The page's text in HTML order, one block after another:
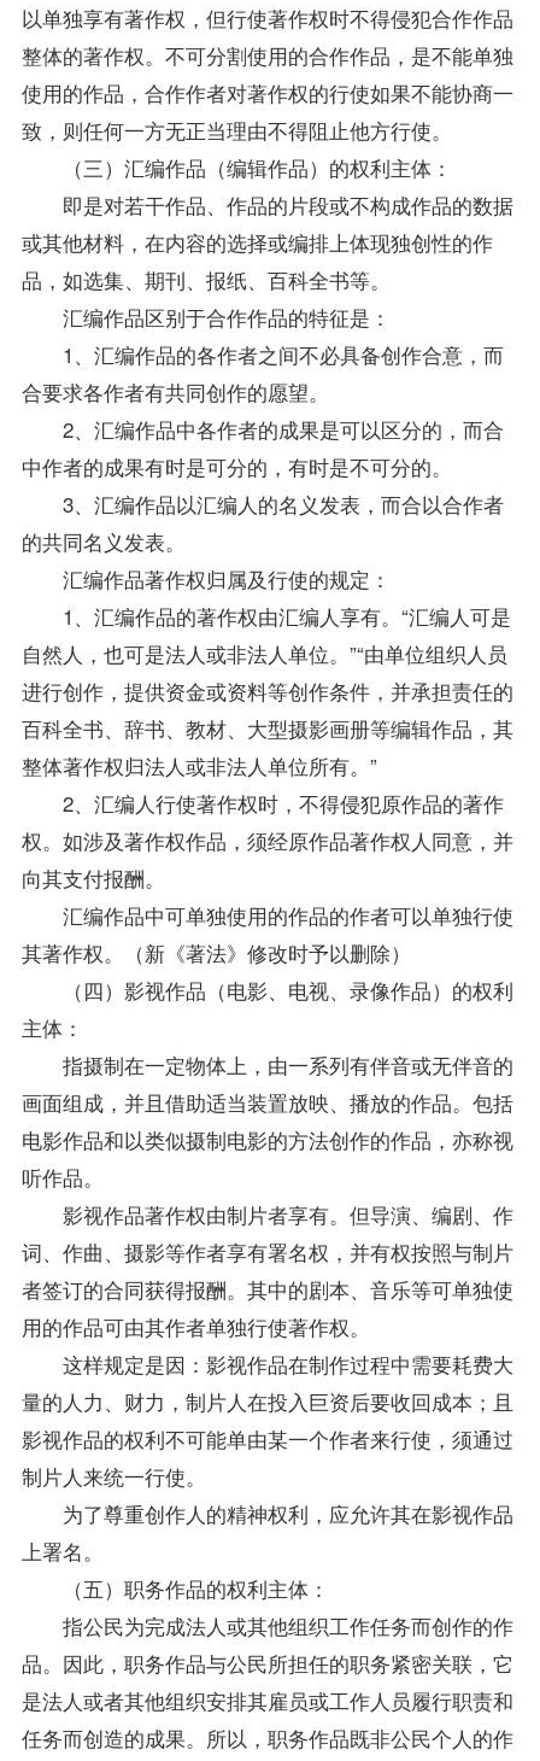
以单独享有著作权，但行使著作权时不得侵犯合作作品
整体的著作权。不可分割使用的合作作品，是不能单独
使用的作品，合作作者对著作权的行使如果不能协商一
致，则任何一方无正当理由不得阻止他方行使。
（三）汇编作品（编辑作品）的权利主体：
即是对若干作品、作品的片段或不构成作品的数据
或其他材料，在内容的选择或编排上体现独创性的作
品，如选集、期刊、报纸、百科全书等。
汇编作品区别于合作作品的特征是：
1、汇编作品的各作者之间不必具备创作合意，而
合要求各作者有共同创作的愿望。
2、汇编作品中各作者的成果是可以区分的，而合
中作者的成果有时是可分的，有时是不可分的。
3、汇编作品以汇编人的名义发表，而合以合作者
的共同名义发表。
汇编作品著作权归属及行使的规定：
1、汇编作品的著作权由汇编人享有。“汇编人可是
自然人，也可是法人或非法人单位。”“由单位组织人员
进行创作，提供资金或资料等创作条件，并承担责任的
百科全书、辞书、 教材、大型摄影画册等编辑作品，其
整体著作权归法人或非法人单位所有。”
2、汇编人行使著作权时，不得侵犯原作品的著作
权。如涉及著作权作品，须经原作品著作权人同意，并
向其支付报酬。
汇编作品中可单独使用的作品的作者可以单独行使
其著作权。（新《著法》修改时予以删除）
（四）影视作品（电影、电视、录像作品）的权利
主体：
指摄制在一定物体上，由一系列有伴音或无伴音的
画面组成，并且借助适当装置放映、播放的作品。包括
电影作品和以类似摄制电影的方法创作的作品，亦称视
听作品。
影视作品著作权由制片者享有。但导演、编剧、作
词、作曲、摄影等作者享有署名权，并有权按照与制片
者签订的合同获得报酬。其中的剧本、音乐等可单独使
用的作品可由其作者单独行使著作权。
这样规定是因：影视作品在制作过程中需要耗费大
量的人力、财力，制片人在投入巨资后要收回成本；且
影视作品的权利不可能单由某一个作者来行使，须通过
制片人来统一行使。
为了尊重创作人的精神权利，应允许其在影视作品
上署名。
（五）职务作品的权利主体：
指公民为完成法人或其他组织工作任务而创作的作
品。因此，职务作品与公民所担任的职务紧密关联，它
是法人或者其他组织安排其雇员或工作人员履行职责和
任务而创造的成果。所以，职务作品既非公民个人的作